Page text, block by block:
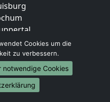
Cookies um die
zu verbessern.
notwendige Cookies